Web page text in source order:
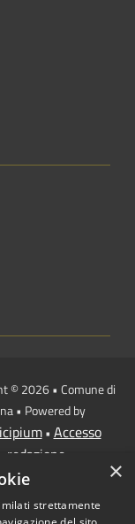
© 2026 • Comune di
• Powered by
• Accesso
redazione
×
strettamente